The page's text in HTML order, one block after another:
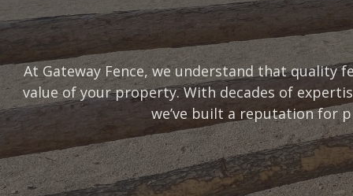
At Gateway Fence, we understand that quality
value of your property. With decades of
we’ve built a reputation for